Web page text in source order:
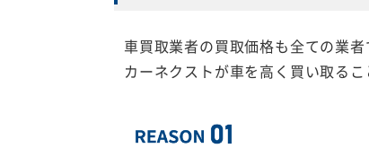
車買取業者の買取価格も全ての業
カーネクストが車を高く買い取る